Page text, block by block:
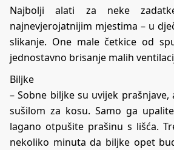
Najbolji alati za neke
najnevjerojatnijim mjestima – u
slikanje. One male četkice od
jednostavno brisanje malih
Biljke
– Sobne biljke su uvijek
sušilom za kosu. Samo ga
lagano otpušite prašinu s lišća.
nekoliko minuta da biljke opet